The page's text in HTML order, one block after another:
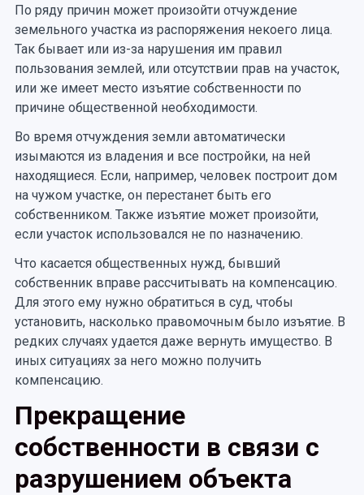
По ряду причин может произойти отчуждение
земельного участка из распоряжения некоего лица.
Так бывает или из-за нарушения им правил
пользования землей, или отсутствии прав на участок,
или же имеет место изъятие собственности по
причине общественной необходимости.
Во время отчуждения земли автоматически
изымаются из владения и все постройки, на ней
находящиеся. Если, например, человек построит дом
на чужом участке, он перестанет быть его
собственником. Также изъятие может произойти,
если участок использовался не по назначению.
Что касается общественных нужд, бывший
собственник вправе рассчитывать на компенсацию.
Для этого ему нужно обратиться в суд, чтобы
установить, насколько правомочным было изъятие. В
редких случаях удается даже вернуть имущество. В
иных ситуациях за него можно получить
компенсацию.
Прекращение
собственности в связи с
разрушением объекта